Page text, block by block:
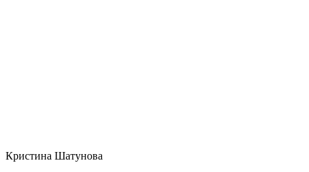
Кристина Шатунова